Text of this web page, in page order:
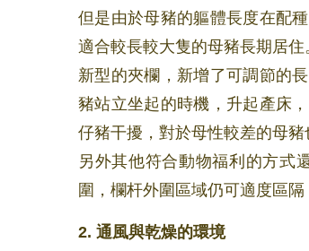
但是由於母豬的軀體長度在配
適合較長較大隻的母豬長期居
新型的夾欄，新增了可調節的
豬站立坐起的時機，升起產床
仔豬干擾，對於母性較差的母
另外其他符合動物福利的方式
圍，欄杆外圍區域仍可適度區
2. 通風與乾燥的環境